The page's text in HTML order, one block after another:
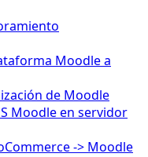
Moodle a
de Moodle
Moodle en servidor
-> Moodle